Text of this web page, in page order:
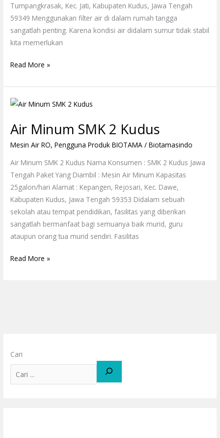
Tumpangkrasak, Kec. Jati, Kabupaten Kudus, Jawa Tengah
59349 Menggunakan filter air di dalam rumah tangga
sangatlah penting. Karena kondisi air didalam sumur tidak stabil
kita memerlukan
Read More »
Air Minum SMK 2 Kudus
Mesin Air RO,Pengguna Produk BIOTAMA /Biotamasindo
Air Minum SMK 2 Kudus Nama Konsumen : SMK 2 Kudus Jawa
Tengah Paket Yang Diambil : Mesin Air Minum Kapasitas
25galon/hari Alamat : Kepangen, Rejosari, Kec. Dawe,
Kabupaten Kudus, Jawa Tengah 59353 Didalam sebuah
sekolah atau tempat pendidikan, fasilitas yang diberikan
sangatlah bermanfaat bagi semuanya baik murid, guru
ataupun orang tua murid sendiri. Fasilitas
Air
SMK
Read More »
Cari